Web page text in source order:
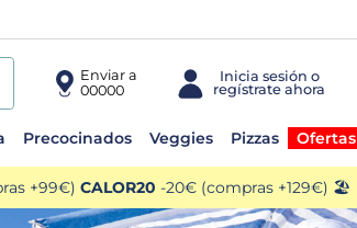
Enviar a
00000
Precocinados Veggies Pizzas Ofertas
+99€) CALOR20 -20€ (compras +129€) 🏖️